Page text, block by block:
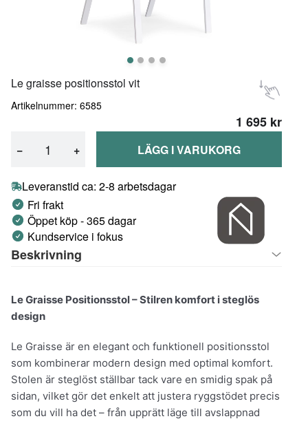
Le graisse positionsstol vit
Artikelnummer: 6585
1 695 kr
− + LÄGG I VARUKORG
Leveranstid ca: 2-8 arbetsdagar
Fri frakt
Öppet köp - 365 dagar
Kundservice i fokus
Beskrivning
Le Graisse Positionsstol – Stilren komfort i steglös
design
Le Graisse är en elegant och funktionell positionsstol
som kombinerar modern design med optimal komfort.
Stolen är steglöst ställbar tack vare en smidig spak på
sidan, vilket gör det enkelt att justera ryggstödet precis
som du vill ha det – från upprätt läge till avslappnad